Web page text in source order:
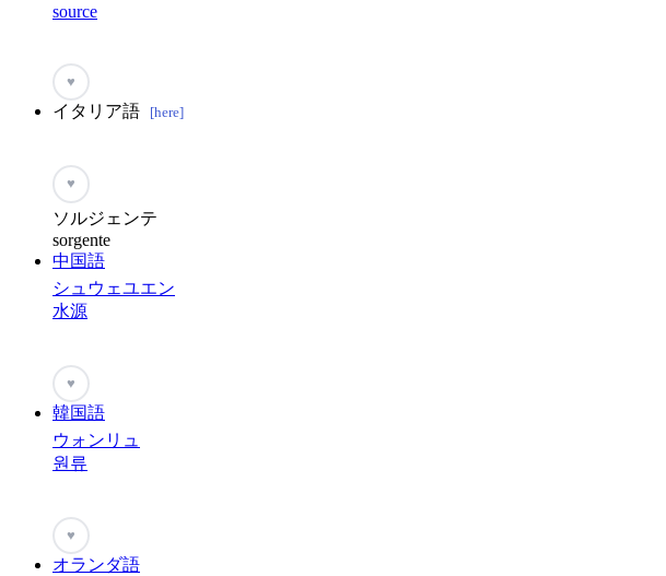
source
♥
イタリア語 [here]
♥
ソルジェンテ
sorgente
中国語
シュウェユエン
水源
♥
韓国語
ウォンリュ
원류
♥
オランダ語